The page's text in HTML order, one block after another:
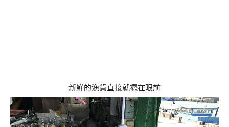
新鮮的漁貨直接就擺在眼前